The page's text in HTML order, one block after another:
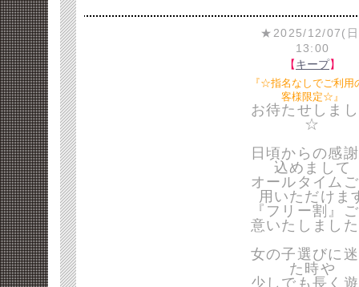
★2025/12/07(
13:00
【キープ】
『☆指名なしでご利用
客様限定☆』
お待たせしま
☆
日頃からの感
込めまして
オールタイム
用いただけま
『フリー割』
意いたしまし
女の子選びに
た時や
少しでも長く